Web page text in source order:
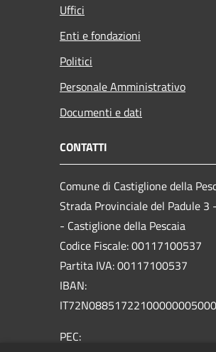
Uffici
Enti e fondazioni
Politici
Personale Amministrativo
Documenti e dati
CONTATTI
Comune di Castiglione della
Strada Provinciale del Padule 3
- Castiglione della Pescaia
Codice Fiscale: 00117100537
Partita IVA: 00117100537
IBAN:
PEC: